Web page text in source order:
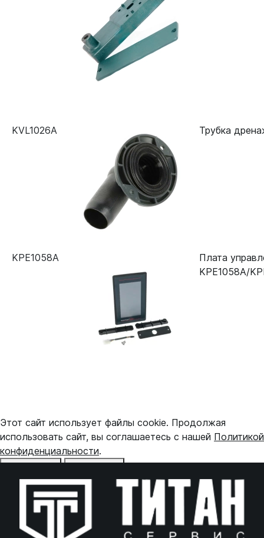
KVL1026A Трубка
KPE1058A
Плата
KPE1058A/
Этот сайт использует файлы cookie. Продолжая
использовать сайт, вы соглашаетесь с нашей Политикой
конфиденциальности.
Online чат